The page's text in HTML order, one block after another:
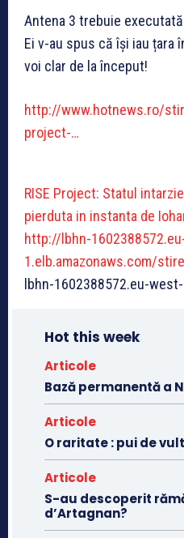
Antena 3 trebuie
Ei v-au spus că își iau țara
voi clar de la început!
http://www.hotnews.ro/
project-…
RISE Project: Statul
pierduta in instanta de
http://lbhn-
1.elb.amazonaws.com/
lbhn-1602388572.eu-
Hot this week
Articole
Bază permanentă a
Articole
O raritate : pui de
Articole
S-au descoperit
d’Artagnan?